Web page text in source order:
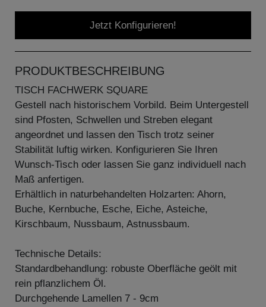
Jetzt Konfigurieren!
PRODUKTBESCHREIBUNG
TISCH FACHWERK SQUARE
Gestell nach historischem Vorbild. Beim Untergestell
sind Pfosten, Schwellen und Streben elegant
angeordnet und lassen den Tisch trotz seiner
Stabilität luftig wirken. Konfigurieren Sie Ihren
Wunsch-Tisch oder lassen Sie ganz individuell nach
Maß anfertigen.
Erhältlich in naturbehandelten Holzarten: Ahorn,
Buche, Kernbuche, Esche, Eiche, Asteiche,
Kirschbaum, Nussbaum, Astnussbaum.
Technische Details:
Standardbehandlung: robuste Oberfläche geölt mit
rein pflanzlichem Öl.
Durchgehende Lamellen 7 - 9cm